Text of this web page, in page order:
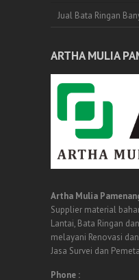
Jual Bata Ringan
ARTHA MULIA
Artha Mulia
Supplier material
Lantai, Bata Ringan
melayani Renovasi
Jasa Survei dan
Phone :